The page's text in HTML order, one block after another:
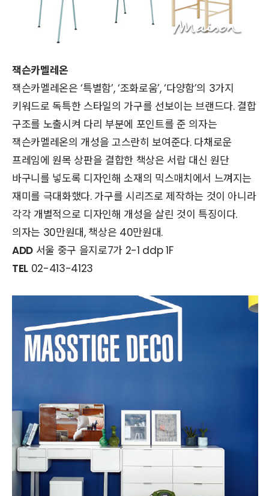
잭슨카멜레온
잭슨카멜레온은 ‘특별함’, ‘조화로움’, ‘다양함’의 3가지
키워드로 독특한 스타일의 가구를 선보이는 브랜드다. 결합
구조를 노출시켜 다리 부분에 포인트를 준 의자는
잭슨카멜레온의 개성을 고스란히 보여준다. 다채로운
프레임에 원목 상판을 결합한 책상은 서랍 대신 원단
바구니를 넣도록 디자인해 소재의 믹스매치에서 느껴지는
재미를 극대화했다. 가구를 시리즈로 제작하는 것이 아니라
각각 개별적으로 디자인해 개성을 살린 것이 특징이다.
의자는 30만원대, 책상은 40만원대.
ADD서울 중구 을지로7가 2-1 ddp 1F
TEL02-413-4123